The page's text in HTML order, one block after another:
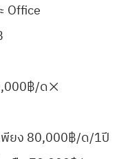
Office
฿/ด❌️
พียง 80,000฿/ด/1ปี